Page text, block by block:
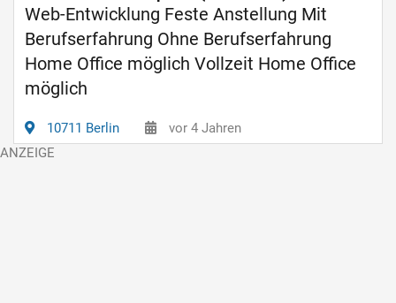
Web-Entwicklung Feste Anstellung Mit
Berufserfahrung Ohne Berufserfahrung
Home Office möglich Vollzeit Home Office
möglich
10711 Berlin vor 4 Jahren